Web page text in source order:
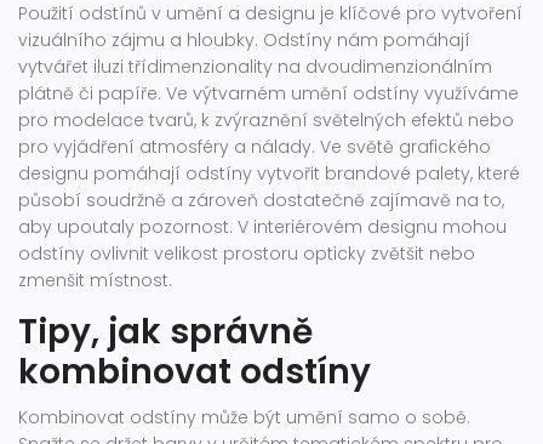
Použití odstínů v umění a designu je klíčové pro vytvoření
vizuálního zájmu a hloubky. Odstíny nám pomáhají
vytvářet iluzi třídimenzionality na dvoudimenzionálním
plátně či papíře. Ve výtvarném umění odstíny využíváme
pro modelace tvarů, k zvýraznění světelných efektů nebo
pro vyjádření atmosféry a nálady. Ve světě grafického
designu pomáhají odstíny vytvořit brandové palety, které
působí soudržně a zároveň dostatečně zajímavě na to,
aby upoutaly pozornost. V interiérovém designu mohou
odstíny ovlivnit velikost prostoru opticky zvětšit nebo
zmenšit místnost.
Tipy, jak správně
kombinovat odstíny
Kombinovat odstíny může být umění samo o sobě.